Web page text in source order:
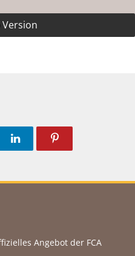
Angebot der FCA